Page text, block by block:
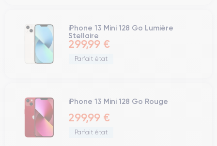
iPhone 13 Mini 128 Go Lumière
Stellaire
299,99 €
Parfait état
iPhone 13 Mini 128 Go Rouge
299,99 €
Parfait état